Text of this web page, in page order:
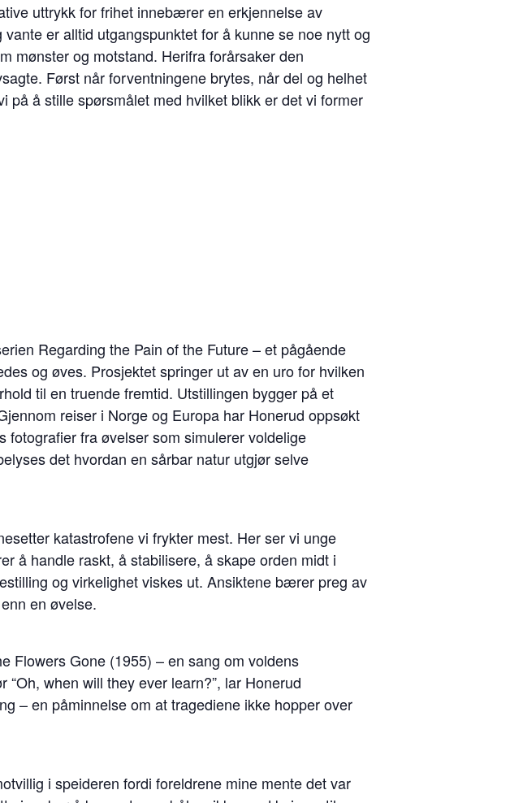
uttrykk for frihet innebærer en erkjennelse av
er alltid utgangspunktet for å kunne se noe nytt og
mønster og motstand. Herifra forårsaker den
Først når forventningene brytes, når del og helhet
på å stille spørsmålet med hvilket blikk er det vi former
Regarding the Pain of the Future – et pågående
og øves. Prosjektet springer ut av en uro for hvilken
til en truende fremtid. Utstillingen bygger på et
reiser i Norge og Europa har Honerud oppsøkt
fra øvelser som simulerer voldelige
det hvordan en sårbar natur utgjør selve
katastrofene vi frykter mest. Her ser vi unge
å handle raskt, å stabilisere, å skape orden midt i
og virkelighet viskes ut. Ansiktene bærer preg av
en øvelse.
Flowers Gone (1955) – en sang om voldens
when will they ever learn?”, lar Honerud
– en påminnelse om at tragediene ikke hopper over
i speideren fordi foreldrene mine mente det var